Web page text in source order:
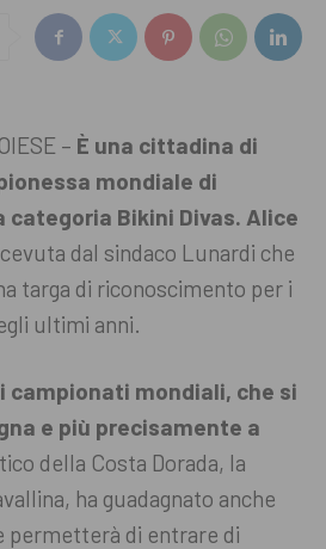
– È una cittadina di
mondiale di
categoria Bikini Divas. Alice
dal sindaco Lunardi che
targa di riconoscimento per i
ultimi anni.
campionati mondiali, che si
e più precisamente a
della Costa Dorada, la
ha guadagnato anche
permetterà di entrare di